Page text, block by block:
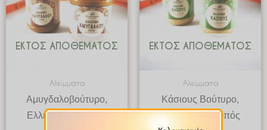
ΕΚΤΌΣ ΑΠΟΘΈΜΑΤΟΣ
Αλείμματα
Αμυγδαλοβούτυρο,
Ελληνικός Καρπός
ΕΚΤΌΣ ΑΠΟΘΈΜΑΤΟΣ
Αλείμματα
Κάσιους Βούτυρο,
Ελληνικός Καρπός